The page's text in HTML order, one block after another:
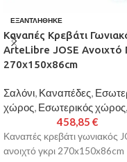
ΕΞΑΝΤΛΉΘΗΚΕ
Καναπές Κρεβάτι
ArteLibre JOSE Ανοιχτό
270x150x86cm
Σαλόνι, Καναπέδες,
χώρος, Εσωτερικός
458,85 €
Καναπές κρεβάτι γωνιακός
ανοιχτό γκρι 270x150x86cm